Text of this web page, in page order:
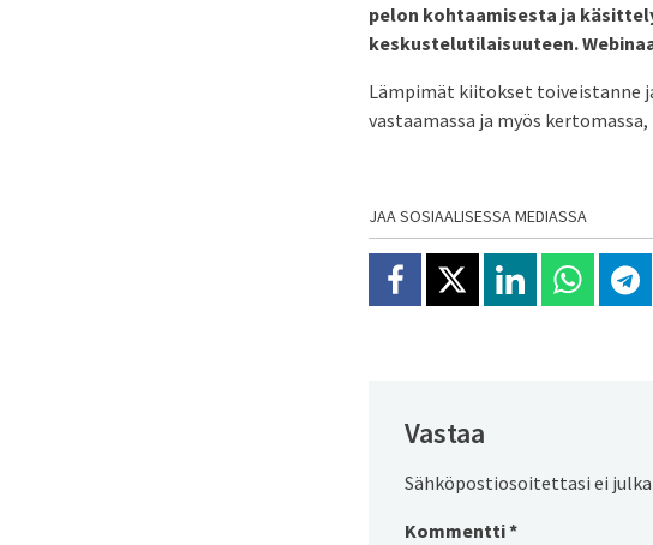
pelon kohtaamisesta ja
keskustelutilaisuuteen.
Lämpimät kiitokset toiveistanne
vastaamassa ja myös
JAA SOSIAALISESSA MEDIASSA
Jaa Facebookissa
Jaa X:ssäJaa Linkedinissä
Jaa
Vastaa
Sähköpostiosoitettasi ei
Kommentti*